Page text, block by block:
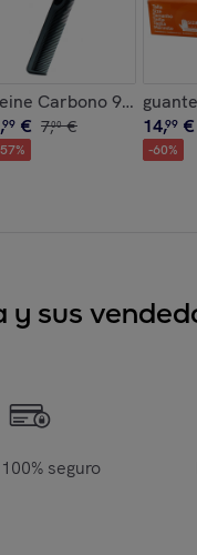
70º
Carbono 940
,99 € 7,00 €
57%
14,99 €
-60%
y sus
seguro